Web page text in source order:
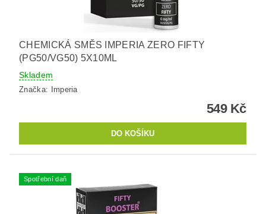
CHEMICKÁ SMĚS IMPERIA ZERO FIFTY
(PG50/VG50) 5X10ML
Skladem
Značka: Imperia
549 Kč
Spotřební daň